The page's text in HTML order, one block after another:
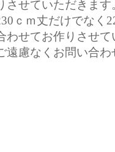
させていただきます
ｃｍ丈だけでなく
わせてお作りさせ
遠慮なくお問い合